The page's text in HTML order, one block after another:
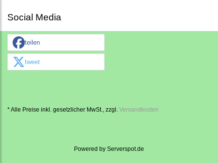
Social Media
teilen
tweet
* Alle Preise inkl. gesetzlicher MwSt., zzgl. Versandkosten
Powered by Serverspot.de